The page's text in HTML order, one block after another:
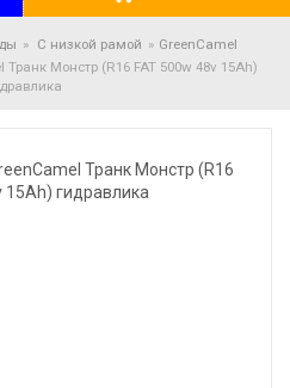
С низкой рамой
GreenCamel
Монстр (R16 FAT 500w 48v 15Ah)